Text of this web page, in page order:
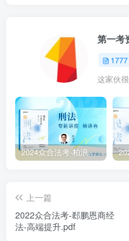
第一考
1777
这家伙
2024众合法考-柏浪涛刑法-精讲卷pdf电子版（附视频1-76全）
上一篇
2022众合法考-郄鹏恩商经
法-高端提升.pdf